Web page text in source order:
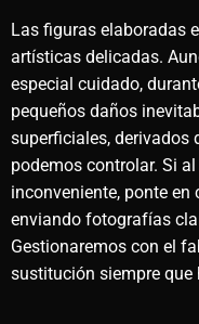
Las figuras elaboradas
artísticas delicadas.
especial cuidado,
pequeños daños
superficiales, derivados
podemos controlar. Si
inconveniente, ponte
enviando fotografías
Gestionaremos con el
sustitución siempre